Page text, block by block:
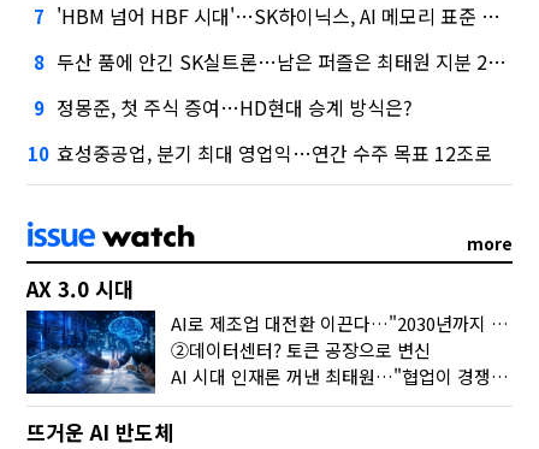
7 'HBM 넘어 HBF 시대'…SK하이닉스, AI 메모리 표준 선점 나섰다
8 두산 품에 안긴 SK실트론…남은 퍼즐은 최태원 지분 29.4%
9 정몽준, 첫 주식 증여…HD현대 승계 방식은?
10 효성중공업, 분기 최대 영업익…연간 수주 목표 12조로
more
AX 3.0 시대
AI로 제조업 대전환 이끈다…"2030년까지 민관합동 20조 투자"
②데이터센터? 토큰 공장으로 변신
AI 시대 인재론 꺼낸 최태원…"협업이 경쟁력"
뜨거운 AI 반도체